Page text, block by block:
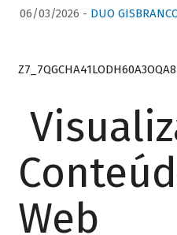
06/03/2026 - DUO
Web